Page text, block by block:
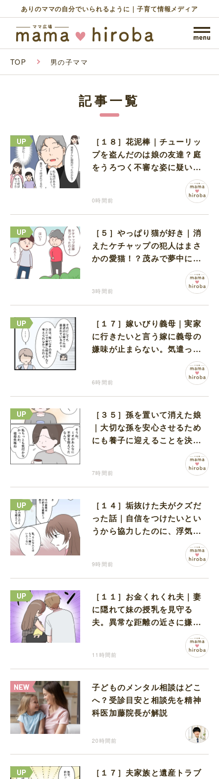
ありのママの自分でいられるように｜子育て情報メディア
TOP 男の子ママ
記事一覧
［１８］花泥棒｜チューリッ
プを盗んだのは娘の友達？庭
をうろつく不審な姿に疑いが
0時間前
［５］やっぱり猫が好き｜消
えたケチャップの犯人はまさ
かの愛猫！？茂みで夢中にな
3時間前
［１７］嫁いびり義母｜実家
に行きたいと言う嫁に義母の
嫌味が止まらない。気遣って
6時間前
［３５］孫を置いて消えた娘
｜大切な孫を安心させるため
にも養子に迎えることを決心
7時間前
［１４］垢抜けた夫がクズだ
った話｜自信をつけたいとい
うから協力したのに、浮気と
9時間前
［１１］お金くれくれ夫｜妻
に隠れて妹の授乳を見守る
夫。異常な距離の近さに嫌悪
11時間前
子どものメンタル相談はどこ
へ？受診目安と相談先を精神
科医加藤院長が解説
20時間前
［１７］夫家族と遺産トラブ